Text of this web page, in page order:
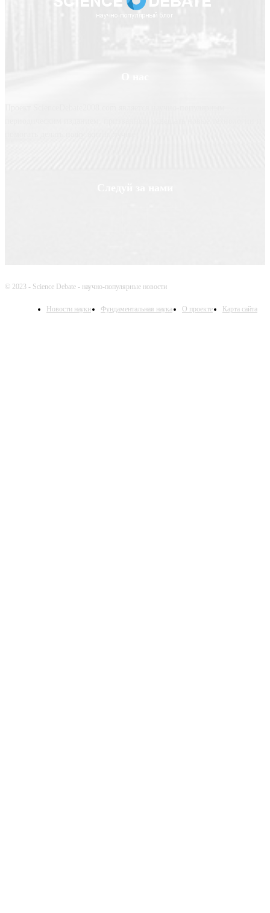
© 2023 - Science Debate - научно-популярные новости
Новости науки Фундаментальная наука О проекте Карта сайта